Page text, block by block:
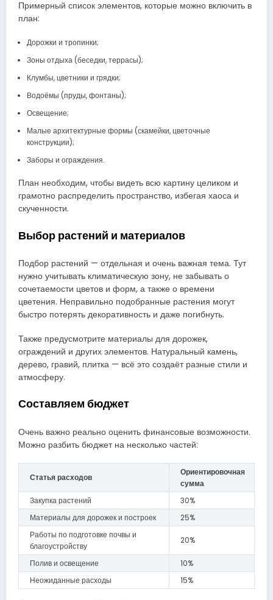
Примерный список элементов, которые можно включить в
план:
Дорожки и тропинки;
Зоны отдыха (беседки, террасы);
Клумбы, цветники и грядки;
Водоёмы (пруды, фонтаны);
Освещение;
Малые архитектурные формы (скамейки, цветочные
конструкции);
Заборы и ограждения.
План необходим, чтобы видеть всю картину целиком и
грамотно распределить пространство, избегая хаоса и
скученности.
Выбор растений и материалов
Подбор растений — отдельная и очень важная тема. Тут
нужно учитывать климатическую зону, не забывать о
сочетаемости цветов и форм, а также о времени
цветения. Неправильно подобранные растения могут
быстро потерять декоративность и даже погибнуть.
Также предусмотрите материалы для дорожек,
ограждений и других элементов. Натуральный камень,
дерево, гравий, плитка — всё это создаёт разные стили и
атмосферу.
Составляем бюджет
Очень важно реально оценить финансовые возможности.
Можно разбить бюджет на несколько частей:
Статья расходов
Ориентировочная
сумма
Закупка растений
30%
Материалы для дорожек и построек
25%
Работы по подготовке почвы и
благоустройству
20%
Полив и освещение
10%
Неожиданные расходы
15%